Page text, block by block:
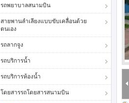
รถพยาบาลสนามบิน
สายพานลำเลียงแบบขับเคลื่อนด้วย
ตนเอง
รถลากจูง
รถบริการน้ำ
รถบริการห้องน้ำ
โดยสารรถโดยสารสนามบิน